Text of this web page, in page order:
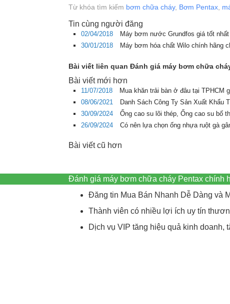
Từ khóa tìm kiếm bơm chữa cháy, Bơm Pentax
Tin cùng người đăng
02/04/2018 Máy bơm nước Grundfos giá tốt
30/01/2018
Máy bơm hóa chất Wilo chính hãng
Bài viết liên quan Đánh giá máy bơm chữa
Bài viết mới hơn
11/07/2018 Mua khăn trải bàn ở đâu tại TPHCM
08/06/2021
Danh Sách Công Ty Sản Xuất Khẩu
30/09/2024
Ống cao su lõi thép, Ống cao su bố
26/09/2024
Có nên lựa chọn ống nhựa ruột gà
Bài viết cũ hơn
Đánh giá máy bơm chữa cháy Pentax chính
Đăng tin Mua Bán Nhanh Dễ Dàng và
Thành viên có nhiều lợi ích uy tín
Dịch vụ VIP tăng hiệu quả kinh doanh,